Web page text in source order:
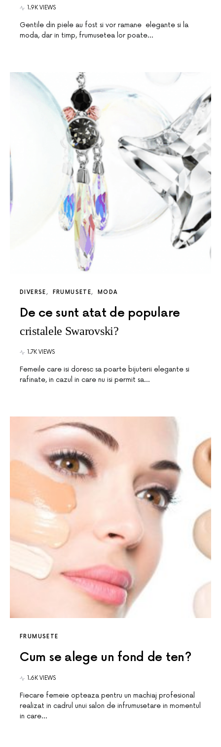
1.9K VIEWS
Gentile din piele au fost si vor ramane elegante si la
moda, dar in timp, frumusetea lor poate…
DIVERSE FRUMUSETE MODA
De ce sunt atat de populare
cristalele Swarovski?
1.7K VIEWS
Femeile care isi doresc sa poarte bijuterii elegante si
rafinate, in cazul in care nu isi permit sa…
FRUMUSETE
Cum se alege un fond de ten?
1.6K VIEWS
Fiecare femeie opteaza pentru un machiaj profesional
realizat in cadrul unui salon de infrumusetare in momentul
in care…